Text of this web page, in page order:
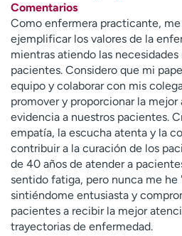
A
y
ú
d
a
m
e
a
e
n
c
o
n
t
r
Comentarios
Como enfermera practicante,
ejemplificar los valores de la
mientras atiendo las
pacientes. Considero que mi
equipo y colaborar con mis
promover y proporcionar la mejor
evidencia a nuestros pacientes.
empatía, la escucha atenta y la
contribuir a la curación de los
de 40 años de atender a
sentido fatiga, pero nunca me he
sintiéndome entusiasta y
pacientes a recibir la mejor
trayectorias de enfermedad.